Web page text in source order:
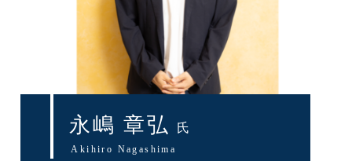
永嶋 章弘 氏
Akihiro Nagashima